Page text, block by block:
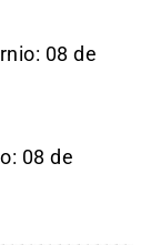
08 de
08 de